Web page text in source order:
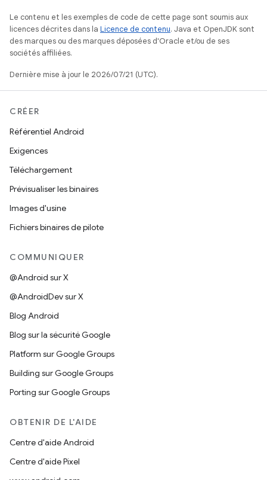
Le contenu et les exemples de code de cette page sont soumis aux
licences décrites dans la Licence de contenu. Java et OpenJDK sont
des marques ou des marques déposées d'Oracle et/ou de ses
sociétés affiliées.
Dernière mise à jour le 2026/07/21 (UTC).
CRÉER
Référentiel Android
Exigences
Téléchargement
Prévisualiser les binaires
Images d'usine
Fichiers binaires de pilote
COMMUNIQUER
@Android sur X
@AndroidDev sur X
Blog Android
Blog sur la sécurité Google
Platform sur Google Groups
Building sur Google Groups
Porting sur Google Groups
OBTENIR DE L'AIDE
Centre d'aide Android
Centre d'aide Pixel